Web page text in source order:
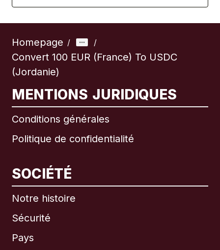
Homepage / /
Convert 100 EUR (France) To USDC
(Jordanie)
MENTIONS JURIDIQUES
Conditions générales
Politique de confidentialité
SOCIÉTÉ
Notre histoire
Sécurité
Pays